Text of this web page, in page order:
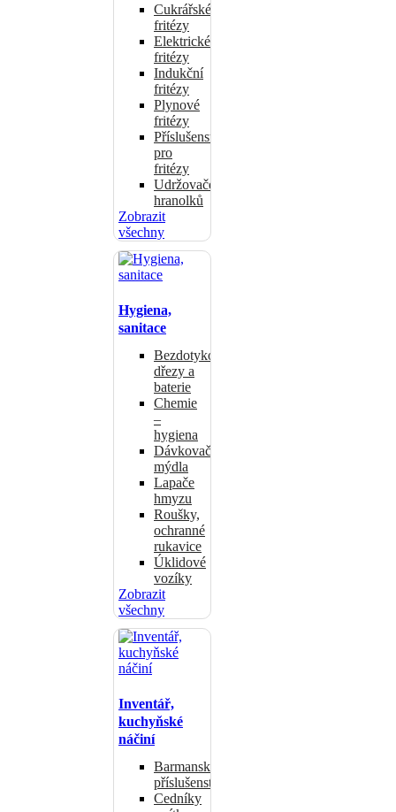
Cukrářské
fritézy
Elektrické
fritézy
Indukční
fritézy
Plynové
fritézy
Příslušenství
pro
fritézy
Udržovače
hranolků
Zobrazit
všechny
Hygiena,
sanitace
Bezdotykové
dřezy a
baterie
Chemie
–
hygiena
Dávkovače
mýdla
Lapače
hmyzu
Roušky,
ochranné
rukavice
Úklidové
vozíky
Zobrazit
všechny
Inventář,
kuchyňské
náčiní
Barmanské
příslušenství
Cedníky